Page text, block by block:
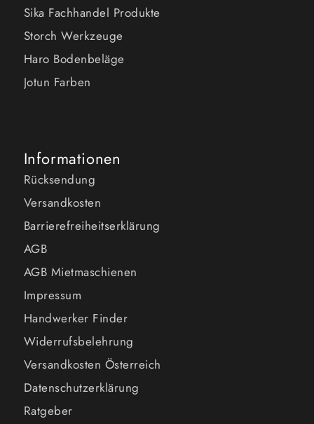
Sika Fachhandel Produkte
Storch Werkzeuge
Haro Bodenbeläge
Jotun Farben
Informationen
Rücksendung
Versandkosten
Barrierefreiheitserklärung
AGB
AGB Mietmaschienen
Impressum
Handwerker Finder
Widerrufsbelehrung
Versandkosten Österreich
Datenschutzerklärung
Ratgeber